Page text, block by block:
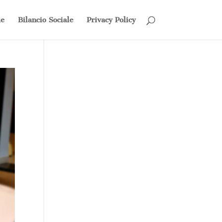
Bilancio Sociale Privacy Policy